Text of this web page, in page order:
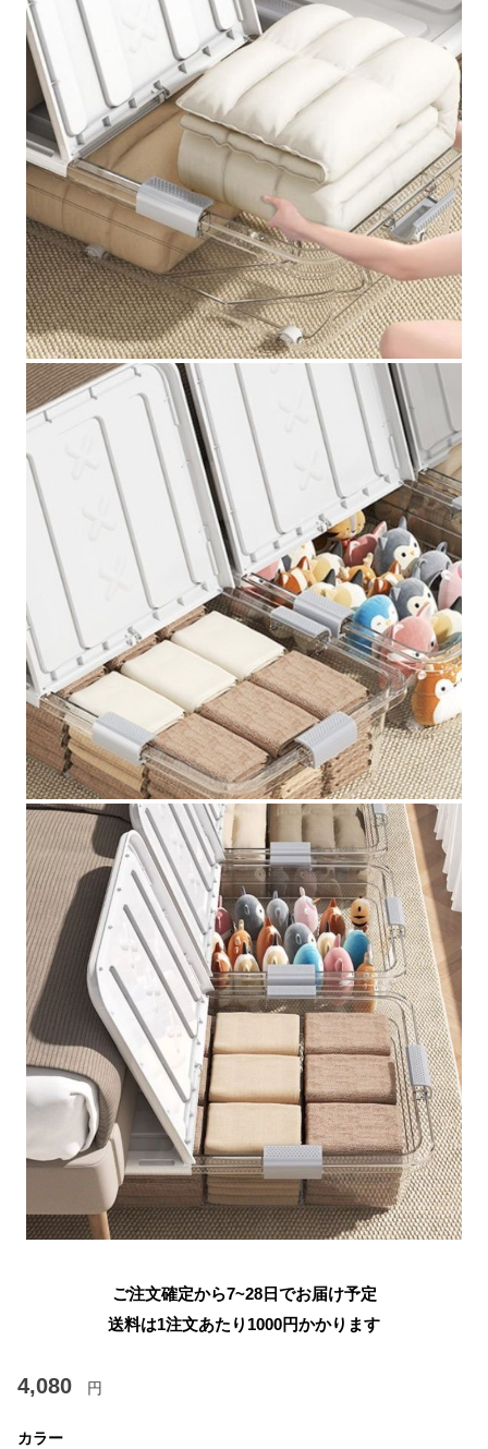
ご注文確定から7~28日でお届け予定
送料は1注文あたり 1000円かかります
4,080 円
カラー